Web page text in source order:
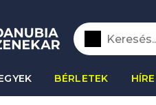
BÉRLETEK